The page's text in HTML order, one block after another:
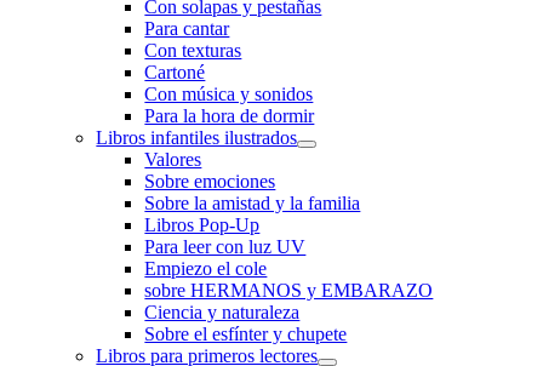
Con solapas y pestañas
Para cantar
Con texturas
Cartoné
Con música y sonidos
Para la hora de dormir
Libros infantiles ilustrados
Valores
Sobre emociones
Sobre la amistad y la familia
Libros Pop-Up
Para leer con luz UV
Empiezo el cole
sobre HERMANOS y EMBARAZO
Ciencia y naturaleza
Sobre el esfínter y chupete
Libros para primeros lectores